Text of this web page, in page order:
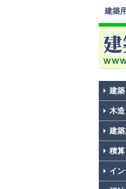
建築
建築
木造
建
積算
イ